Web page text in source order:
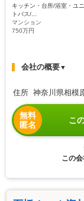
キッチン・台所/浴室・ユ
トバス/...
マンション
750万円
会社の概要▼
住所 神奈川県相模
無料
匿名
こ
この